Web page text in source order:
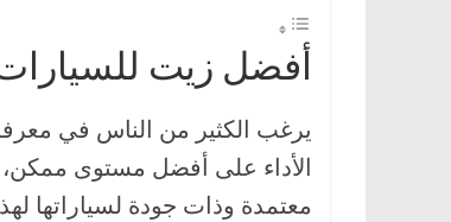
أفضل زيت للسيارات
يرغب الكثير من الناس في
الأداء على أفضل مستوى
معتمدة وذات جودة لسياراتها